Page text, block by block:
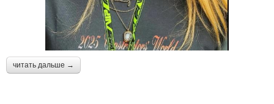
читать дальше →